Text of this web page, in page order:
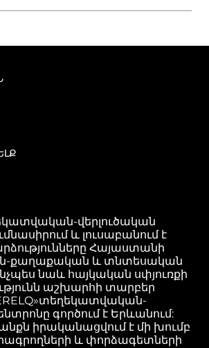
վերլուծական
և լուսաբանում է
Հայաստանի
քաղաքական և տնտեսական
նաև հայկական սփյուռքի
աշխարհի տարբեր
գործում է Երևանում:
իրականացվում է մի խումբ
և փորձագետների